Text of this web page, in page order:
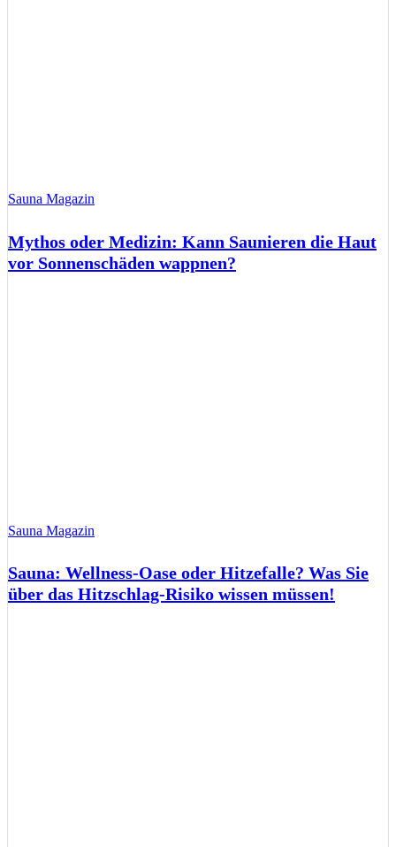
Sauna Magazin
Mythos oder Medizin: Kann Saunieren die Haut
vor Sonnenschäden wappnen?
Sauna Magazin
Sauna: Wellness-Oase oder Hitzefalle? Was Sie
über das Hitzschlag-Risiko wissen müssen!